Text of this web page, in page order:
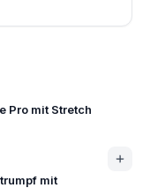
Pro mit Stretch
mit